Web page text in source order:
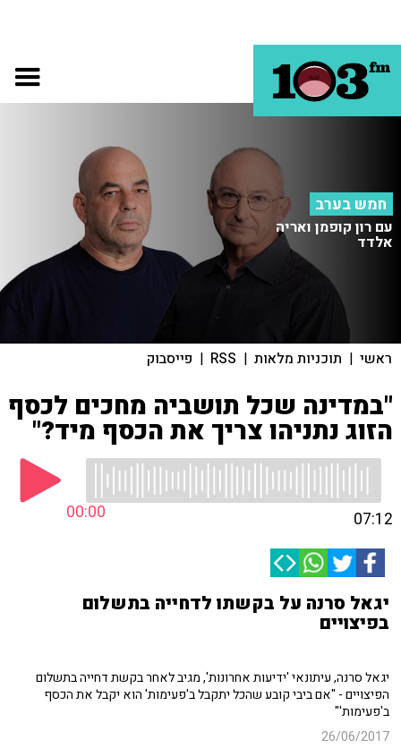
חמש בערב
עם רון קופמן ואריה
אלדד
ראשי | תוכניות מלאות |
RSS
| פייסבוק
"במדינה שכל תושביה מחכים לכסף
הזוג נתניהו צריך את הכסף מיד?"
00:00 07:12
יגאל סרנה על בקשתו לדחייה בתשלום
בפיצויים
יגאל סרנה, עיתונאי 'ידיעות אחרונות', מגיב לאחר בקשת דחייה בתשלום
הפיצויים - "אם ביבי קובע שהכל יתקבל ב'פעימות' הוא יקבל את הכסף
ב'פעימות'"
26/06/2017